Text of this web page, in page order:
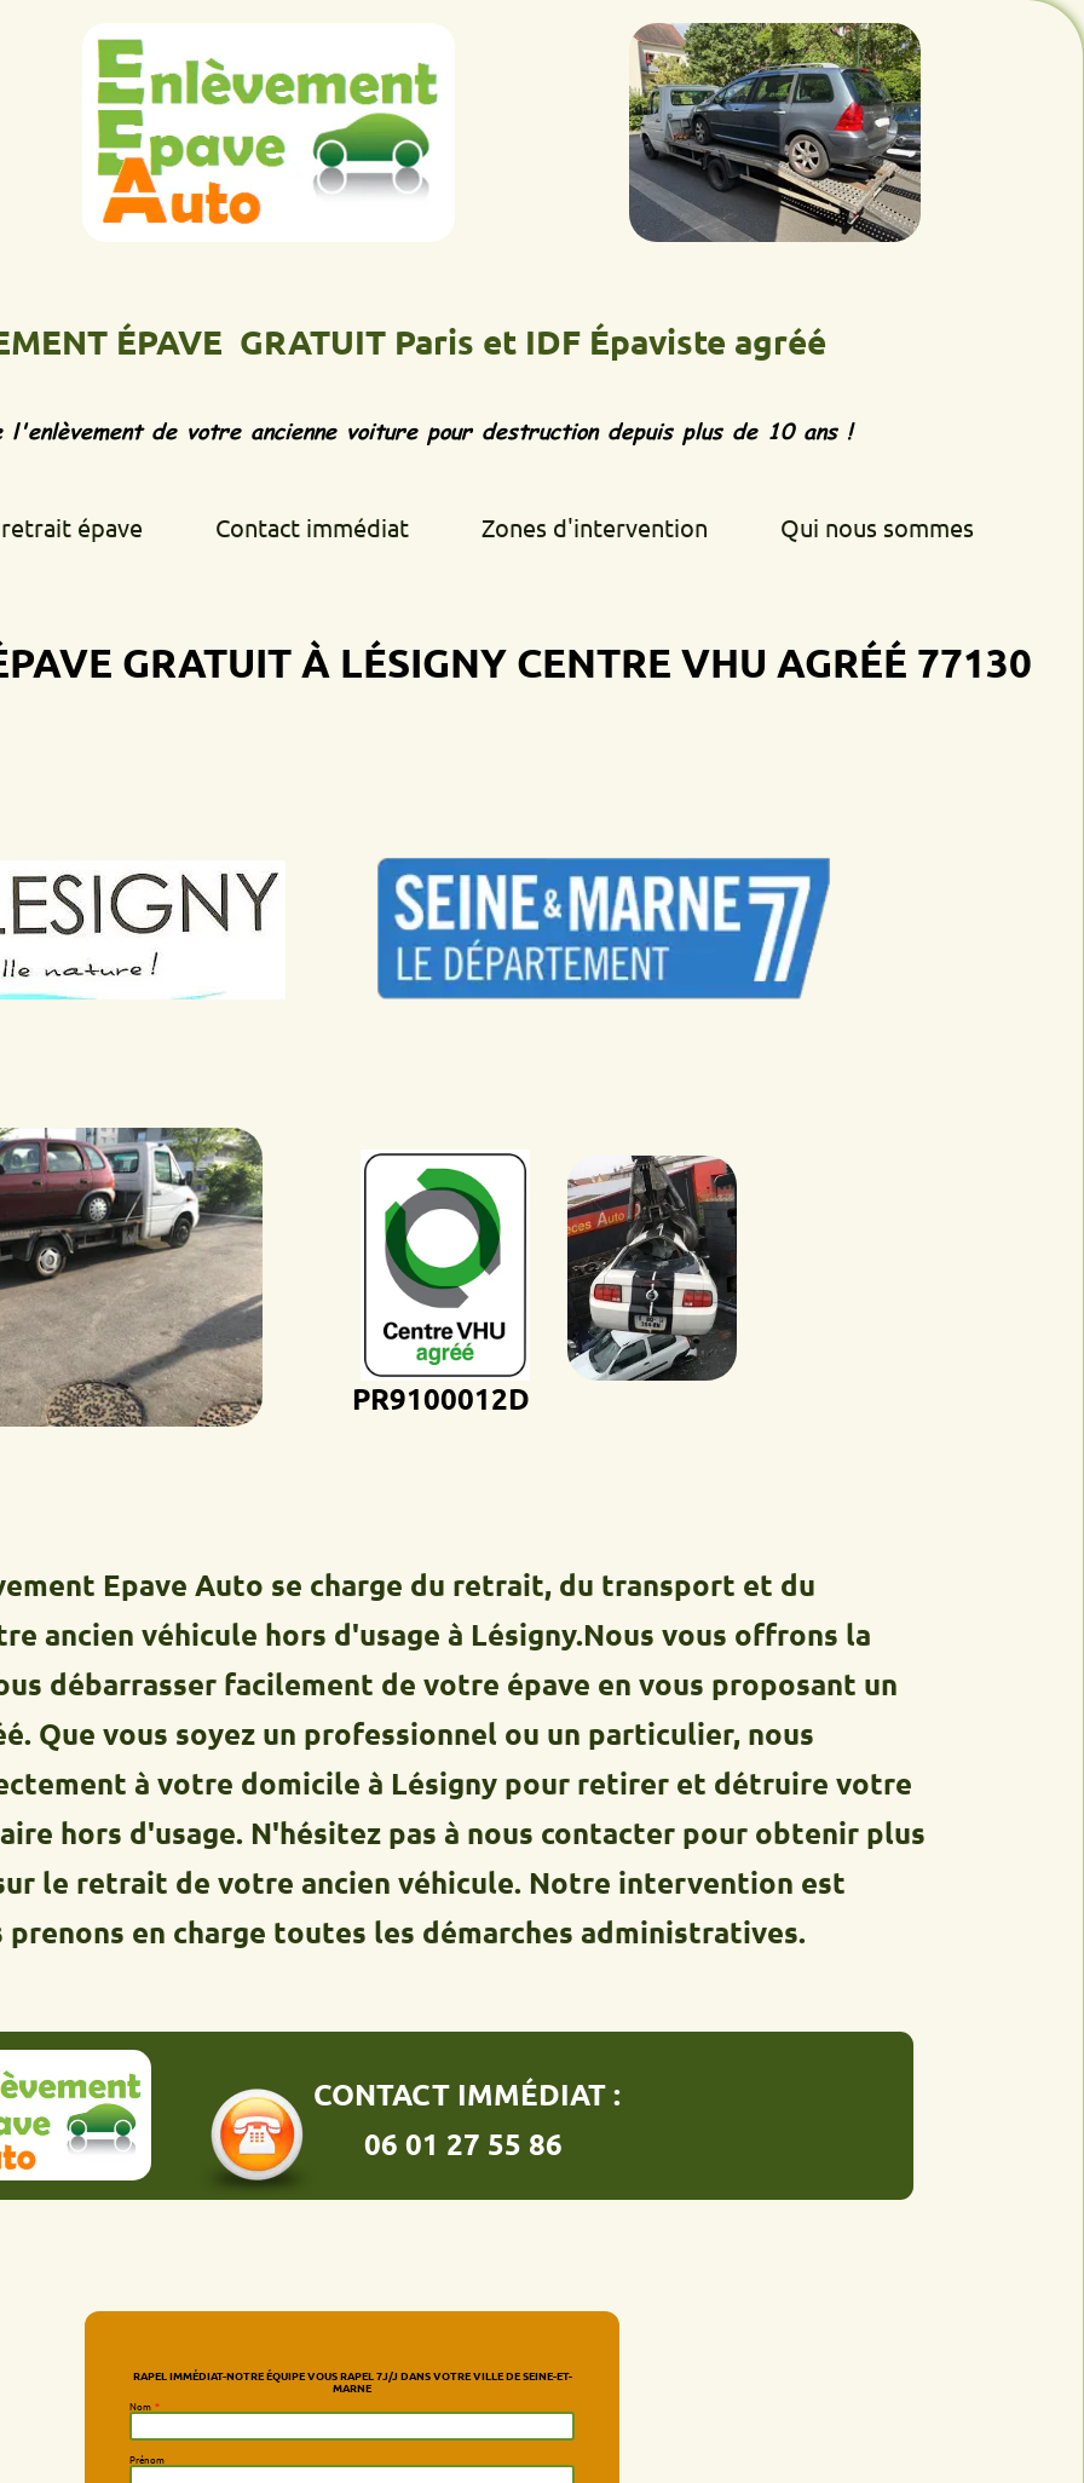
ÉPAVE GRATUIT Paris et IDFÉpaviste agréé
de votre ancienne voiture pour destruction depuis plus de 10 ans !
Contact immédiat Zones d'intervention Qui nous sommes
GRATUIT À LÉSIGNYCENTRE VHU AGRÉÉ 77130
PR9100012D
Epave Auto se charge du retrait, du transport et du
véhicule hors d'usage à Lésigny.Nous vous offrons la
facilement de votre épave en vous proposant un
vous soyez un professionnel ou un particulier, nous
à votre domicile à Lésigny pour retirer et détruire votre
d'usage. N'hésitez pas à nous contacter pour obtenir plus
de votre ancien véhicule. Notre intervention est
en charge toutes les démarches administratives.
CONTACT IMMÉDIAT :
06 01 27 55 86
RAPEL IMMÉDIAT-NOTRE ÉQUIPE VOUS RAPEL 7J/J DANS VOTRE VILLE DE SEINE-ET-
MARNE